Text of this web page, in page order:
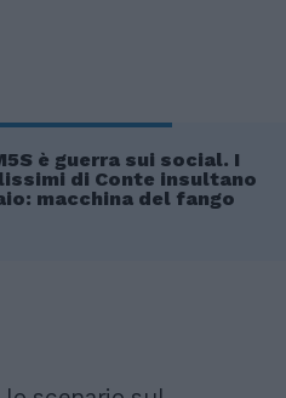
è guerra sui social. I
di Conte insultano
macchina del fango